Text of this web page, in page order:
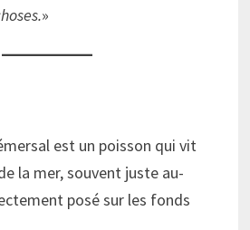
»
est un poisson qui vit
la mer, souvent juste au-
posé sur les fonds